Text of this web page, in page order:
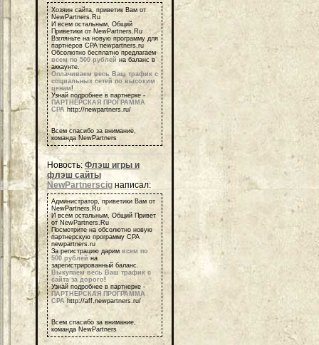
Хозяин сайта, приветик Вам от
NewPartners.Ru
И всем остальным, Общий
Приветики от NewPartners.Ru
Взгляньте на новую программу для
партнеров СРА newpartners.ru
Обсолютно бесплатно предлагаем
всем по 500 рублей на баланс в
аккаунте.
Оплачиваем весь Ваш трафик с
социальных сетей по высоким
ценам!
Узнай подробнее в партнерке -
ПАРТНЕРСКАЯ ПРОГРАММА
СРА http://newpartners.ru/
Всем спасибо за внимание,
команда NewPartners
Новость: Флэш игры и
флэш сайты
NewPartnerscigнаписал:
Администратор, приветики Вам от
NewPartners.Ru
И всем остальным, Общий Привет
от NewPartners.Ru
Посмотрите на обсолютно новую
партнерскую программу СРА
newpartners.ru
За регистрацию дарим всем по
500 рублей на
зарегистрированный баланс.
Выкупаем весь Ваш трафик с
сайта за дорого!
Узнай подробнее в партнерке -
ПАРТНЕРСКАЯ ПРОГРАММА
СРА http://aff.newpartners.ru/
Всем спасибо за внимание,
команда NewPartners